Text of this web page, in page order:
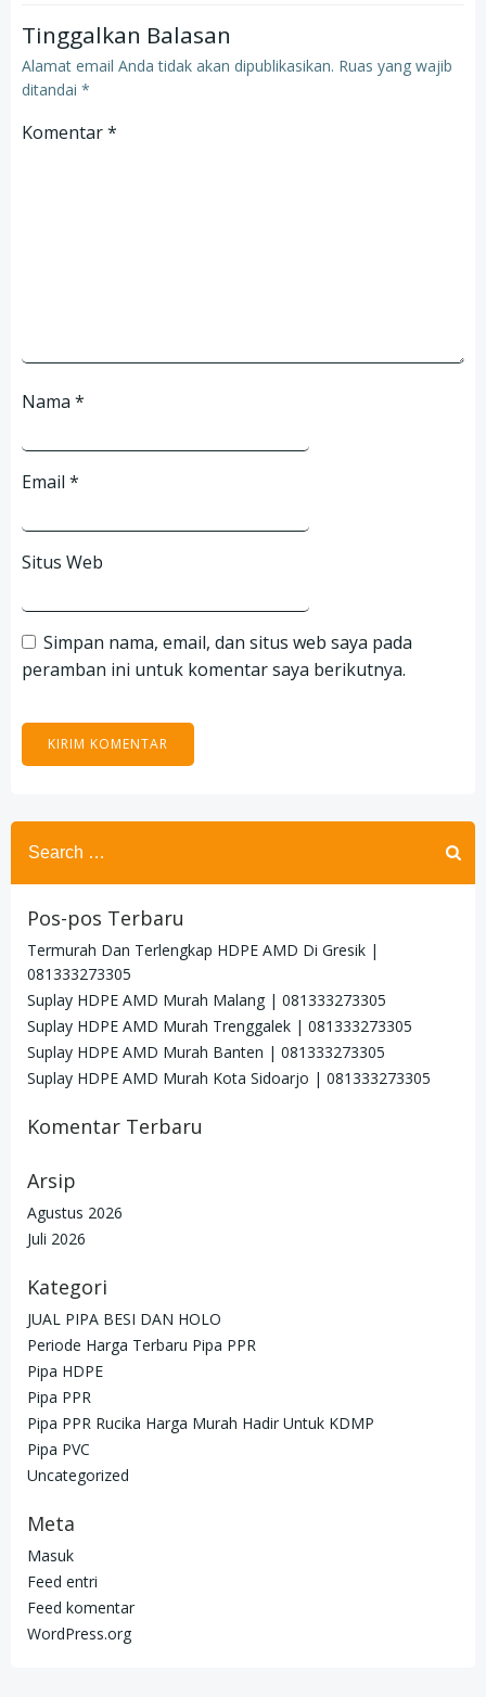
Tinggalkan Balasan
Alamat email Anda tidak akan dipublikasikan. Ruas yang wajib
ditandai *
Komentar*
Nama *
Email *
Situs Web
Simpan nama, email, dan situs web saya pada
peramban ini untuk komentar saya berikutnya.
Search
for:
Pos-pos Terbaru
Termurah Dan Terlengkap HDPE AMD Di Gresik |
081333273305
Suplay HDPE AMD Murah Malang | 081333273305
Suplay HDPE AMD Murah Trenggalek | 081333273305
Suplay HDPE AMD Murah Banten | 081333273305
Suplay HDPE AMD Murah Kota Sidoarjo | 081333273305
Komentar Terbaru
Arsip
Agustus 2026
Juli 2026
Kategori
JUAL PIPA BESI DAN HOLO
Periode Harga Terbaru Pipa PPR
Pipa HDPE
Pipa PPR
Pipa PPR Rucika Harga Murah Hadir Untuk KDMP
Pipa PVC
Uncategorized
Meta
Masuk
Feed entri
Feed komentar
WordPress.org